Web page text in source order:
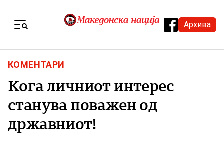
Архива
КОМЕНТАРИ
Кога личниот интерес
станува поважен од
државниот!